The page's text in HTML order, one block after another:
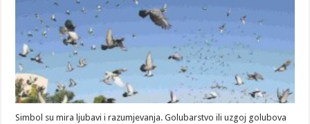
Simbol su mira ljubavi i razumjevanja. Golubarstvo ili uzgoj golubova